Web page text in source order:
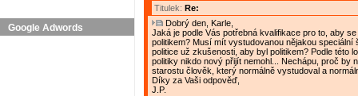
Google Adwords
Titulek: Re:
Dobrý den, Karle,
Jaká je podle Vás potřebná kvalifikace pro to, aby
politikem? Musí mít vystudovanou nějakou speciální
politice už zkušenosti, aby byl politikem? Podle této
politiky nikdo nový přijít nemohl... Nechápu, proč by
starostu člověk, který normálně vystudoval a
Díky za Vaši odpověď,
J.P.